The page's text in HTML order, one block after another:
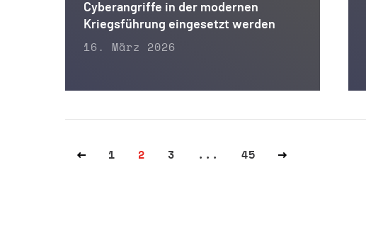
Cyberangriffe in der modernen
Kriegsführung eingesetzt werden
16. März 2026
1 2 3 ... 45